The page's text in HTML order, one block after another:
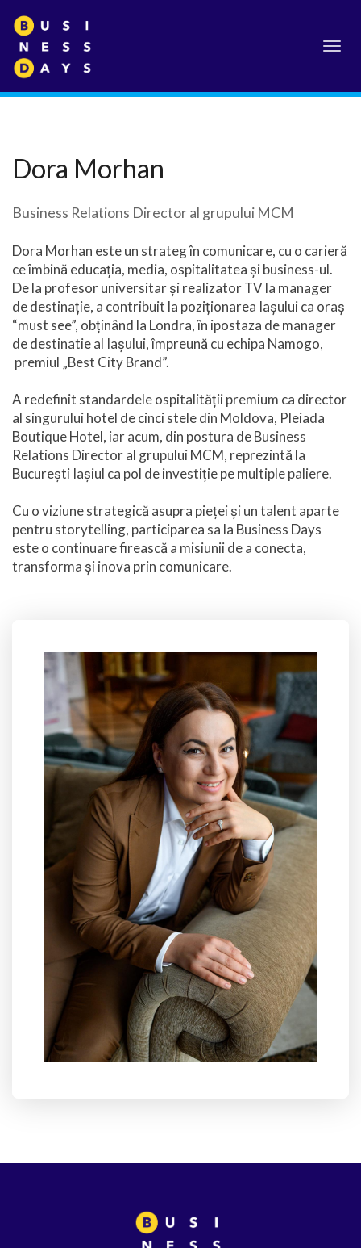
Dora Morhan
Business Relations Director al grupului MCM
Dora Morhan este un strateg în comunicare, cu o carieră
ce îmbină educația, media, ospitalitatea și business-ul.
De la profesor universitar și realizator TV la manager
de destinație, a contribuit la poziționarea Iașului ca oraș
“must see”, obținând la Londra, în ipostaza de manager
de destinatie al Iașului, împreună cu echipa Namogo,
premiul „Best City Brand”.
A redefinit standardele ospitalității premium ca director
al singurului hotel de cinci stele din Moldova, Pleiada
Boutique Hotel, iar acum, din postura de Business
Relations Director al grupului MCM, reprezintă la
București Iașiul ca pol de investiție pe multiple paliere.
Cu o viziune strategică asupra pieței și un talent aparte
pentru storytelling, participarea sa la Business Days
este o continuare firească a misiunii de a conecta,
transforma și inova prin comunicare.